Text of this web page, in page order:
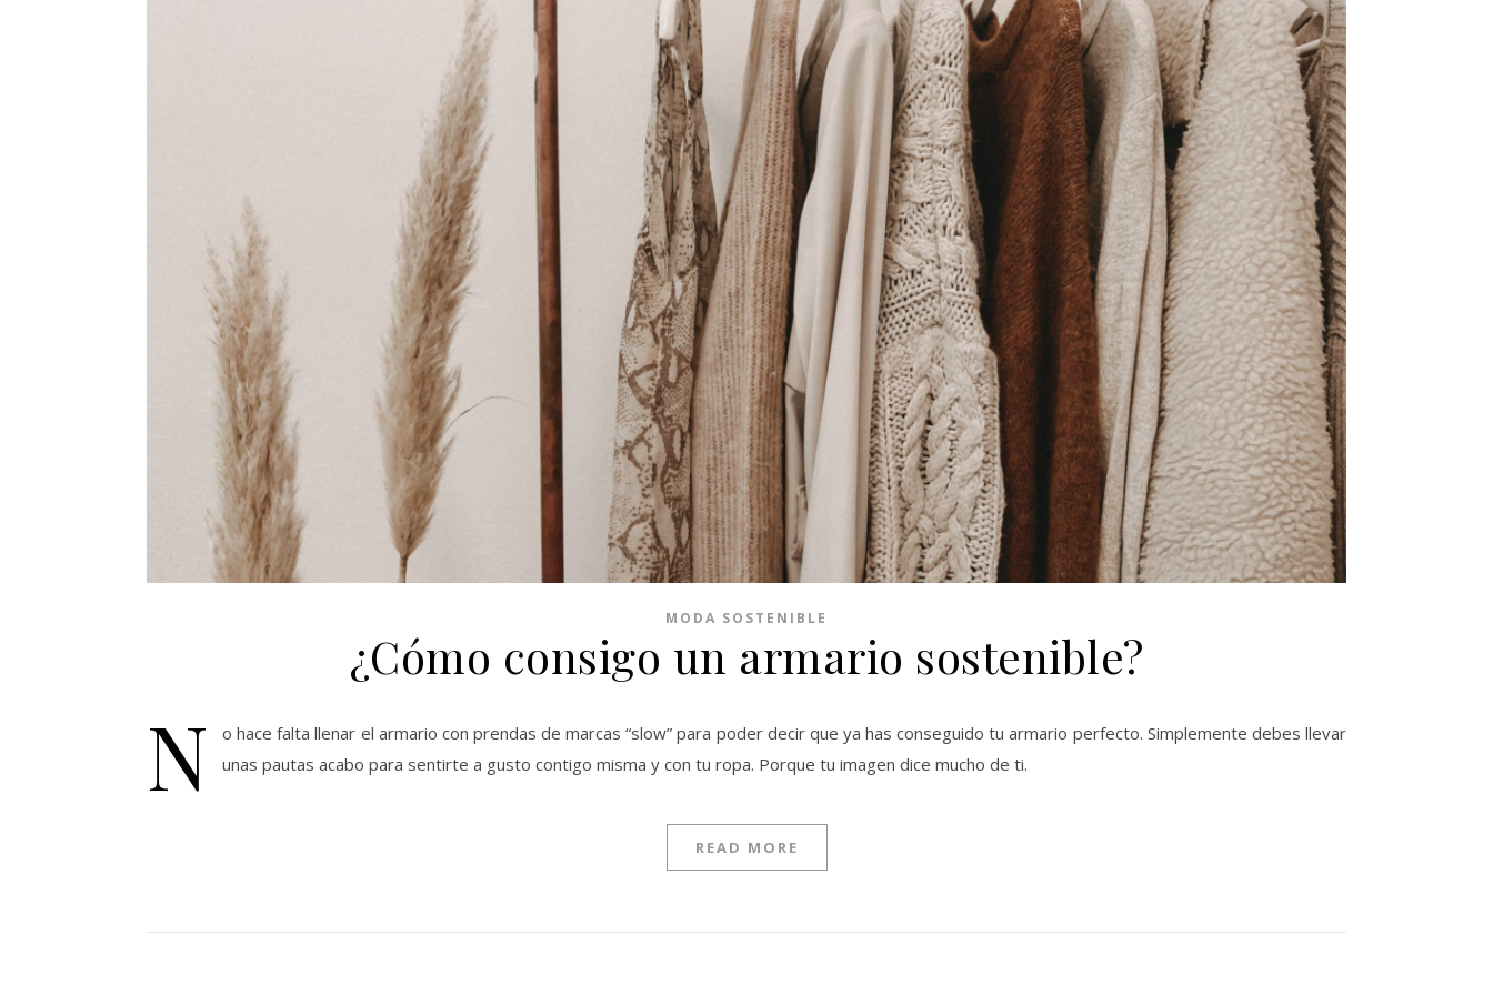
MODA SOSTENIBLE
¿Cómo consigo un armario sostenible?
N
o hace falta llenar el armario con prendas de marcas “slow” para poder decir que ya has conseguido tu armario perfecto. Simplemente debes llevar
unas pautas acabo para sentirte a gusto contigo misma y con tu ropa. Porque tu imagen dice mucho de ti.
READ MORE